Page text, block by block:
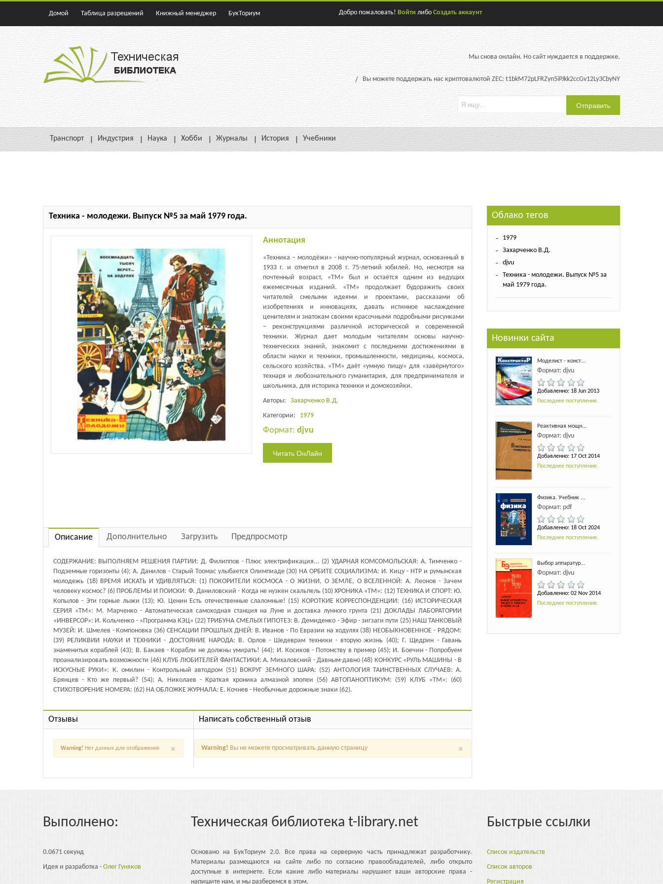
Домой Таблица разрешений Книжный менеджер БукТориум Добро пожаловать! Войти либо Создать аккаунт
Мы снова онлайн. Но сайт нуждается в поддержке.
Вы можете поддержать нас криптовалютой ZEC: t1bkM72pLFRZyn5iPJkk2ccGv12Ly3CbyNY
Транспорт Индустрия Наука Хобби Журналы История Учебники
Техника - молодежи. Выпуск №5 за май 1979 года.
Аннотация
«Техника – молодёжи» - научно-популярный журнал, основанный в
1933 г. и отметил в 2008 г. 75-летний юбилей. Но, несмотря на
почтенный возраст, «ТМ» был и остаётся одним из ведущих
ежемесячных изданий. «ТМ» продолжает будоражить своих
читателей смелыми идеями и проектами, рассказами об
изобретениях и инновациях, давать истинное наслаждение
ценителям и знатокам своими красочными подробными рисунками
– реконструкциями различной исторической и современной
техники. Журнал дает молодым читателям основы научно-
технических знаний, знакомит с последними достижениями в
области науки и техники, промышленности, медицины, космоса,
сельского хозяйства. «ТМ» даёт «умную пищу» для «завёрнутого»
технаря и любознательного гуманитария, для предпринимателя и
школьника, для историка техники и домохозяйки.
Авторы: Захарченко В.Д.
Категории: 1979
Формат: djvu
Описание Дополнительно Загрузить Предпросмотр
СОДЕРЖАНИЕ: ВЫПОЛНЯЕМ РЕШЕНИЯ ПАРТИИ: Д. Филиппов - Плюс электрификация... (2) УДАРНАЯ КОМСОМОЛЬСКАЯ: А. Тимченко -
Подземные горизонты (4); А. Данилов - Старый Тоомас улыбается Олимпиаде (30) НА ОРБИТЕ СОЦИАЛИЗМА: И. Кицу - НТР и румынская
молодежь (18) ВРЕМЯ ИСКАТЬ И УДИВЛЯТЬСЯ: (1) ПОКОРИТЕЛИ КОСМОСА - О ЖИЗНИ, О ЗЕМЛЕ, О ВСЕЛЕННОЙ: А. Леонов - Зачем
человеку космос? (6) ПРОБЛЕМЫ И ПОИСКИ: Ф. Даниловский - Когда не нузкен скальпель (10) ХРОНИКА «ТМ»: (12) ТЕХНИКА И СПОРТ: Ю.
Копылов - Эти горные лыжи (13); Ю. Ценин Есть отечественные слаломные! (15) КОРОТКИЕ КОРРЕСПОНДЕНЦИИ: (16) ИСТОРИЧЕСКАЯ
СЕРИЯ «ТМ»: М. Марченко - Автоматическая самоходная станция на Луне и доставка лунного грунта (21) ДОКЛАДЫ ЛАБОРАТОРИИ
«ИНВЕРСОР»: И. Кольченко - «Программа КЭЦ» (22) ТРИБУНА СМЕЛЫХ ГИПОТЕЗ: В. Демиденко - Эфир - зигзаги пути (25) НАШ ТАНКОВЫЙ
МУЗЕЙ: И. Шмелев - Компоновка (36) СЕНСАЦИИ ПРОШЛЫХ ДНЕЙ: В. Иванов - По Евразии на ходулях (38) НЕОБЫКНОВЕННОЕ - РЯДОМ:
(39) РЕЛИКВИИ НАУКИ И ТЕХНИКИ - ДОСТОЯНИЕ НАРОДА: В. Орлов - Шедеврам техники - вторую жизнь (40); Г. Щедрин - Гавань
знаменитых кораблей (43); В. Бакаев - Корабли не должны умирать! (44); И. Косиков - Потомству в пример (45); И. Боечин - Попробуем
проанализировать возможности (46) КЛУБ ЛЮБИТЕЛЕЙ ФАНТАСТИКИ: А. Михаловсний - Давным-давно (48) КОНКУРС «РУЛЬ МАШИНЫ - В
ИСКУСНЫЕ РУКИ»: К. омилин - Контрольный автодром (51) ВОКРУГ ЗЕМНОГО ШАРА: (52) АНТОЛОГИЯ ТАИНСТВЕННЫХ СЛУЧАЕВ: А.
Брянцев - Кто же первый? (54); А. Николаев - Краткая хроника алмазной эпопеи (56) АВТОПАНОПТИКУМ: (59) КЛУБ «ТМ»: (60)
СТИХОТВОРЕНИЕ НОМЕРА: (62) НА ОБЛОЖКЕ ЖУРНАЛА: Е. Кочнев - Необычные дорожные знаки (62).
Отзывы
×
Warning! Нет данных для отображения
Написать собственный отзыв
×
Warning! Вы не можете просматривать данную страницу
Облако тегов
1979
Захарченко В.Д.
djvu
Техника - молодежи. Выпуск №5 за
май 1979 года.
Новинки сайта
Моделист - конст...
Формат: djvu
Добавленно: 18 Jun 2013
Последнее поступление.
Реактивная мощн...
Формат: djvu
Добавленно: 17 Oct 2014
Последнее поступление.
Физика. Учебник ...
Формат: pdf
Добавленно: 18 Oct 2024
Последнее поступление.
Выбор аппаратур...
Формат: djvu
Добавленно: 02 Nov 2014
Последнее поступление.
Выполнено:
0.0671 секунд
Идея и разработка - Олег Гуняков
Техническая библиотека t-library.net
Основано на БукТориум 2.0. Все права на серверную часть принадлежат разработчику.
Материалы размещаются на сайте либо по согласию правообладателей, либо открыто
доступные в интернете. Если какие либо материалы нарушают ваши авторские права -
напишите нам, и мы разберемся в этом.
Быстрые ссылки
Список издательств
Список авторов
Регистрация